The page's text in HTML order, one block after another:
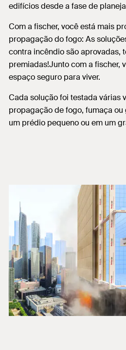
edifícios desde a fase de
Com a fischer, você está mais
propagação do fogo: As
contra incêndio são aprovadas,
premiadas!Junto com a fischer,
espaço seguro para viver.
Cada solução foi testada várias
propagação de fogo, fumaça ou
um prédio pequeno ou em um